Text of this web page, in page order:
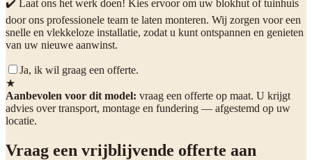
✔️ Laat ons het werk doen! Kies ervoor om uw blokhut of tuinhuis
door ons professionele team te laten monteren. Wij zorgen voor een
snelle en vlekkeloze installatie, zodat u kunt ontspannen en genieten
van uw nieuwe aanwinst.
Ja, ik wil graag een offerte.
★
Aanbevolen voor dit model: vraag een offerte op maat. U krijgt
advies over transport, montage en fundering — afgestemd op uw
locatie.
Vraag een vrijblijvende offerte aan